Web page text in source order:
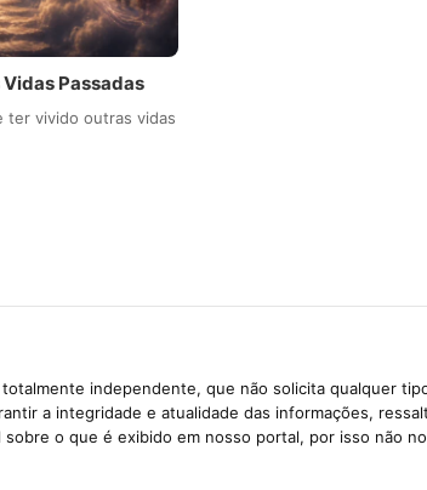
Passadas
ter vivido outras vidas
independente, que não solicita qualquer
a integridade e atualidade das informações,
o que é exibido em nosso portal, por isso não